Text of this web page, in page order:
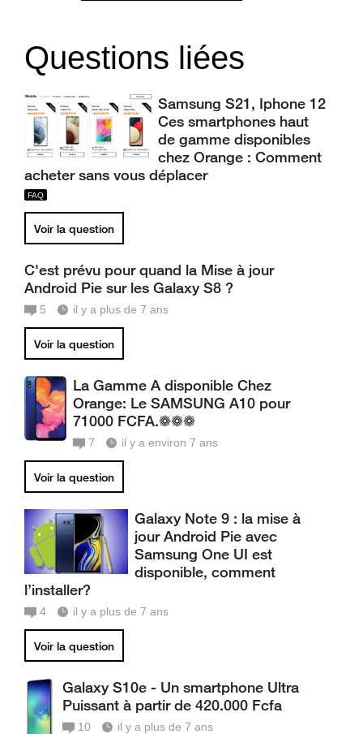
Questions liées
Samsung S21, Iphone 12
Ces smartphones haut
de gamme disponibles
chez Orange : Comment
acheter sans vous déplacer
Voir la question
C'est prévu pour quand la Mise à jour
Android Pie sur les Galaxy S8 ?
5 il y a plus de 7 ans
Voir la question
La Gamme A disponible Chez
Orange: Le SAMSUNG A10 pour
71000 FCFA.❁❁❁
7 il y a environ 7 ans
Voir la question
Galaxy Note 9 : la mise à
jour Android Pie avec
Samsung One UI est
disponible, comment
l’installer?
4 il y a plus de 7 ans
Voir la question
Galaxy S10e - Un smartphone Ultra
Puissant à partir de 420.000 Fcfa
10
il y a plus de 7 ans